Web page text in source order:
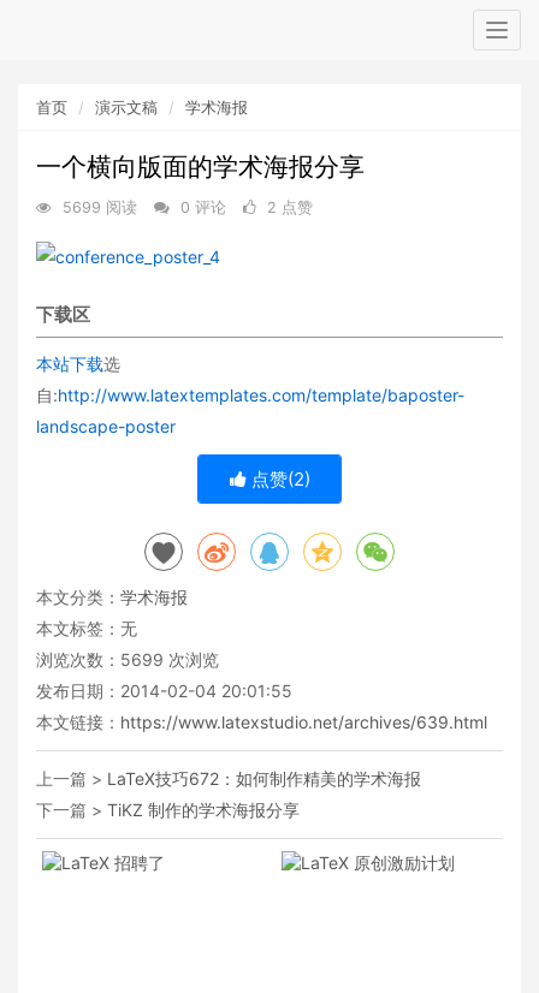
首页 演示文稿 学术海报
一个横向版面的学术海报分享
5699 阅读 0 评论 2 点赞
下载区
本站下载选
自:http://www.latextemplates.com/template/baposter-
landscape-poster
点赞(2)
本文分类： 学术海报
本文标签：无
浏览次数： 5699 次浏览
发布日期：2014-02-04 20:01:55
本文链接： https://www.latexstudio.net/archives/639.html
上一篇 > LaTeX技巧672：如何制作精美的学术海报
下一篇 > TiKZ 制作的学术海报分享